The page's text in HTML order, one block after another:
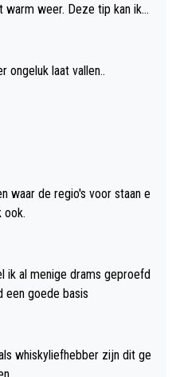
warm weer. Deze tip kan ik
ongeluk laat vallen..
waar de regio's voor staan e
ook.
ik al menige drams geproefd
een goede basis
whiskyliefhebber zijn dit ge